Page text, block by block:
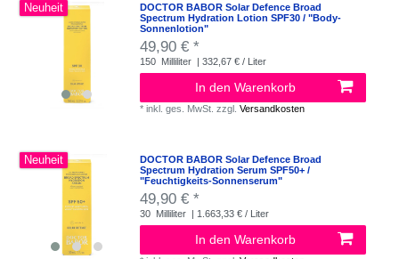
Neuheit
DOCTOR BABOR Solar Defence Broad
Spectrum Hydration Lotion SPF30 / "Body-
Sonnenlotion"
49,90 € *
150 Milliliter | 332,67 € / Liter
In den Warenkorb
*inkl. ges. MwSt. zzgl.Versandkosten
Neuheit
DOCTOR BABOR Solar Defence Broad
Spectrum Hydration Serum SPF50+ /
"Feuchtigkeits-Sonnenserum"
49,90 € *
30 Milliliter | 1.663,33 € / Liter
In den Warenkorb